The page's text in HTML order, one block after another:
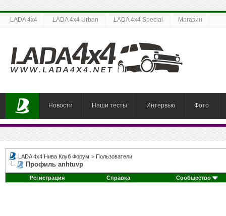
LADA 4x4 LADA 4x4 Urban LADA 4x4 Special Магазин
Новости Наши тесты Интервью Фото
LADA 4x4 Нива Клуб Форум > Пользователи
Профиль anhtuvp
Регистрация Справка Сообщество